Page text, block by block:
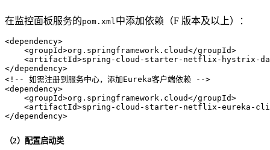
在监控面板服务的pom.xml中添加依赖（F 版本及以上）：
<dependency>
<groupId>org.springframework.cloud</groupId>
<artifactId>spring-cloud-starter-netflix-hystrix-
</dependency>
<!-- 如需注册到服务中心，添加Eureka客户端依赖 -->
<dependency>
<groupId>org.springframework.cloud</groupId>
<artifactId>spring-cloud-starter-netflix-eureka-
</dependency>
（2）配置启动类